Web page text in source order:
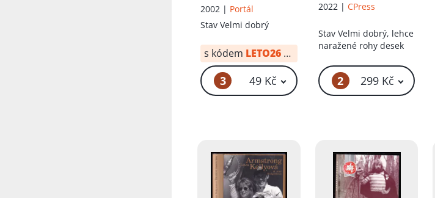
2002 | Portál
StavVelmi dobrý
s kódem LETO26 od: 10 Kč
3 49 Kč
2022 | CPress
Stav Velmi dobrý, lehce
naražené rohy desek
2 299 Kč